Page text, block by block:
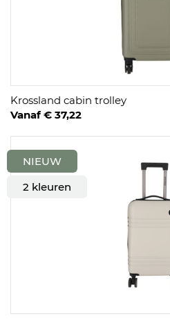
Krossland cabin trolley
Vanaf € 37,22
NIEUW
2 kleuren